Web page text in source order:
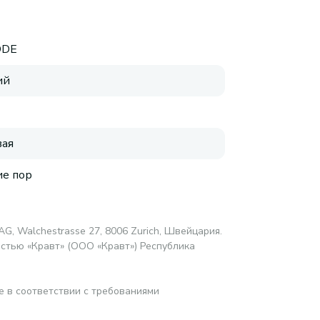
пор
Walchestrasse 27, 8006 Zurich, Швейцария.
«Кравт» (ООО «Кравт») Республика
в соответствии с требованиями